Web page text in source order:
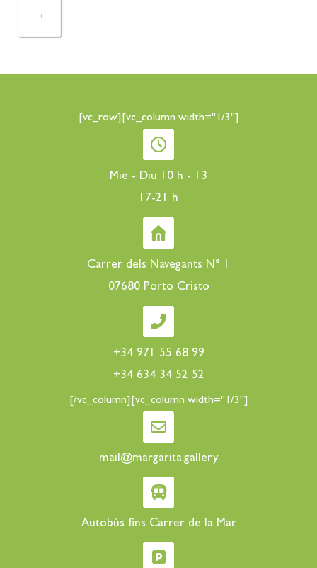
→
[vc_row][vc_column width="1/3"]
Mie - Diu 10 h - 13
17-21 h
Carrer dels Navegants N° 1
07680 Porto Cristo
+34 971 55 68 99
+34 634 34 52 52
[/vc_column][vc_column width="1/3"]
mail@margarita.gallery
Autobús fins Carrer de la Mar